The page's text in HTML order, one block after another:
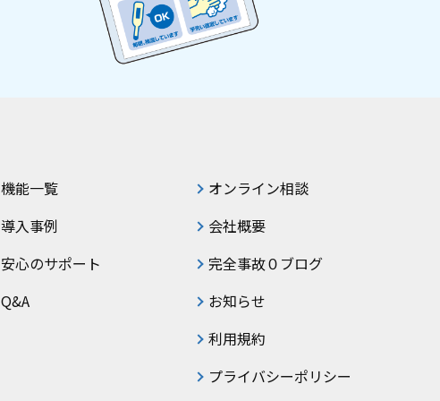
機能一覧
導入事例
安心のサポート
Q&A
オンライン相談
会社概要
完全事故０ブログ
お知らせ
利用規約
プライバシーポリシー